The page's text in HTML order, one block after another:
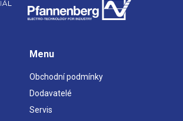
Menu
Obchodní podmínky
Dodavatelé
Servis